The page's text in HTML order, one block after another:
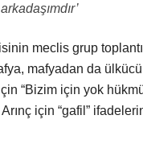
meclis grup
mafyadan da
“Bizim için yok
için “gafil”